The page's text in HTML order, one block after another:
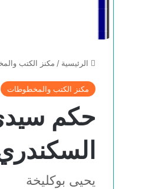
الرئيسية / مكنز الكتب
مكنز الكتب والمخطوطات
حكم
يحيى بوكليخة